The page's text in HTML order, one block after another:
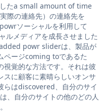
たa small amount of time
際の連絡先）の連絡先を
ソーシャルを利用して
ルメディアを成長させました
powr sliderは、製品が
ページcoming toであるた
視覚的な方法です。それは彼
スに顧客に素晴らしいオンサ
らはdiscovered、自分のサイ
、自分のサイトの他のどの人